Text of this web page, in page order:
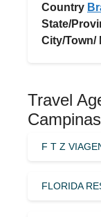
Country
State/
City/Town/
Travel
Campinas
F T Z
FLORIDA